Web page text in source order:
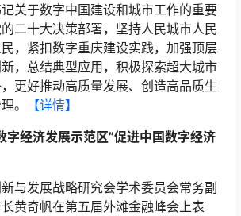
关于数字中国建设和城市工作的重要
二十大决策部署，坚持人民城市人民
，紧扣数字重庆建设实践，加强顶层
，总结典型应用，积极探索超大城市
更好推动高质量发展、创造高品质生
。
【详情】
字经济发展示范区”促进中国数字经济
与发展战略研究会学术委员会常务副
黄奇帆在第五届外滩金融峰会上表